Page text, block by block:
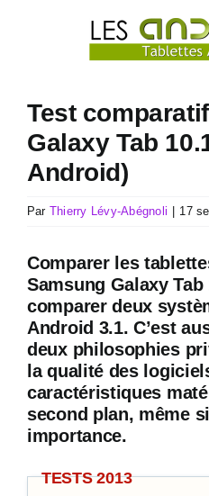
Test
Galaxy Tab
Android)
Par Thierry Lévy-Abégnoli 17
Comparer les
Samsung Galaxy Tab
comparer deux
Android 3.1. C’est
deux philosophies
la qualité des
caractéristiques
second plan, même
importance.
TESTS 2013